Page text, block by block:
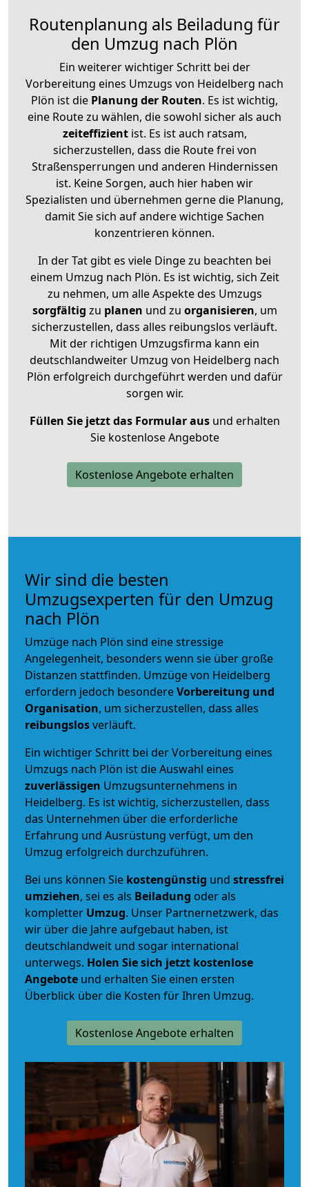
Routenplanung als Beiladung für
den Umzug nach Plön
Ein weiterer wichtiger Schritt bei der
Vorbereitung eines Umzugs von Heidelberg nach
Plön ist die Planung der Routen. Es ist wichtig,
eine Route zu wählen, die sowohl sicher als auch
zeiteffizientist. Es ist auch ratsam,
sicherzustellen, dass die Route frei von
Straßensperrungen und anderen Hindernissen
ist. Keine Sorgen, auch hier haben wir
Spezialisten und übernehmen gerne die Planung,
damit Sie sich auf andere wichtige Sachen
konzentrieren können.
In der Tat gibt es viele Dinge zu beachten bei
einem Umzug nach Plön. Es ist wichtig, sich Zeit
zu nehmen, um alle Aspekte des Umzugs
sorgfältig zu planen und zu organisieren, um
sicherzustellen, dass alles reibungslos verläuft.
Mit der richtigen Umzugsfirma kann ein
deutschlandweiter Umzug von Heidelberg nach
Plön erfolgreich durchgeführt werden und dafür
sorgen wir.
Füllen Sie jetzt das Formular ausund erhalten
Sie kostenlose Angebote
Kostenlose Angebote erhalten
Wir sind die besten
Umzugsexperten für den Umzug
nach Plön
Umzüge nach Plön sind eine stressige
Angelegenheit, besonders wenn sie über große
Distanzen stattfinden. Umzüge von Heidelberg
erfordern jedoch besondereVorbereitung und
Organisation, um sicherzustellen, dass alles
reibungslosverläuft.
Ein wichtiger Schritt bei der Vorbereitung eines
Umzugs nach Plön ist die Auswahl eines
zuverlässigen Umzugsunternehmens in
Heidelberg. Es ist wichtig, sicherzustellen, dass
das Unternehmen über die erforderliche
Erfahrung und Ausrüstung verfügt, um den
Umzug erfolgreich durchzuführen.
Bei uns können Sie kostengünstig und stressfrei
umziehen, sei es als Beiladung oder als
kompletter Umzug. Unser Partnernetzwerk, das
wir über die Jahre aufgebaut haben, ist
deutschlandweit und sogar international
unterwegs. Holen Sie sich jetzt kostenlose
Angebote und erhalten Sie einen ersten
Überblick über die Kosten für Ihren Umzug.
Kostenlose Angebote erhalten